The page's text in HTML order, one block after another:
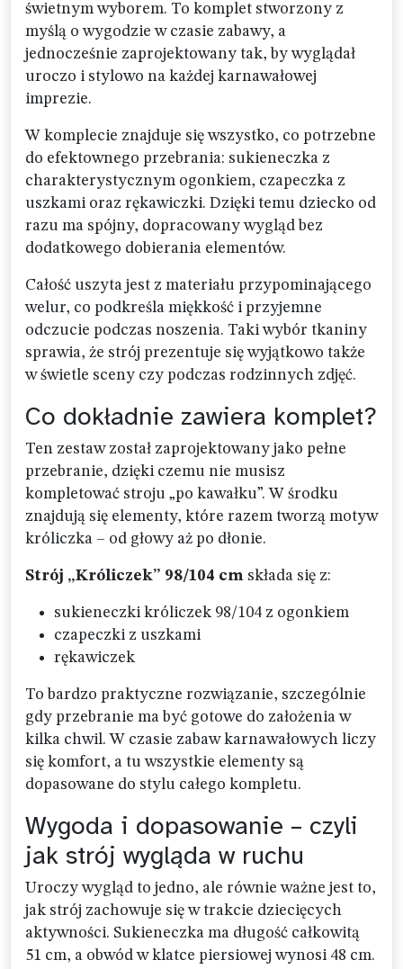
świetnym wyborem. To komplet stworzony z
myślą o wygodzie w czasie zabawy, a
jednocześnie zaprojektowany tak, by wyglądał
uroczo i stylowo na każdej karnawałowej
imprezie.
W komplecie znajduje się wszystko, co potrzebne
do efektownego przebrania: sukieneczka z
charakterystycznym ogonkiem, czapeczka z
uszkami oraz rękawiczki. Dzięki temu dziecko od
razu ma spójny, dopracowany wygląd bez
dodatkowego dobierania elementów.
Całość uszyta jest z materiału przypominającego
welur, co podkreśla miękkość i przyjemne
odczucie podczas noszenia. Taki wybór tkaniny
sprawia, że strój prezentuje się wyjątkowo także
w świetle sceny czy podczas rodzinnych zdjęć.
Co dokładnie zawiera komplet?
Ten zestaw został zaprojektowany jako pełne
przebranie, dzięki czemu nie musisz
kompletować stroju „po kawałku”. W środku
znajdują się elementy, które razem tworzą motyw
króliczka – od głowy aż po dłonie.
Strój „Króliczek” 98/104 cm składa się z:
sukieneczki króliczek 98/104 z ogonkiem
czapeczki z uszkami
rękawiczek
To bardzo praktyczne rozwiązanie, szczególnie
gdy przebranie ma być gotowe do założenia w
kilka chwil. W czasie zabaw karnawałowych liczy
się komfort, a tu wszystkie elementy są
dopasowane do stylu całego kompletu.
Wygoda i dopasowanie – czyli
jak strój wygląda w ruchu
Uroczy wygląd to jedno, ale równie ważne jest to,
jak strój zachowuje się w trakcie dziecięcych
aktywności. Sukieneczka ma długość całkowitą
51 cm, a obwód w klatce piersiowej wynosi 48 cm.